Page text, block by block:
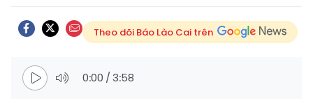
Theo dõi Báo Lào Cai trên
0:00 /3:58